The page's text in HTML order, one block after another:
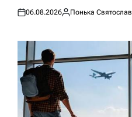
Оприлюднено
06.08.2026
Опубліковано
Понька Святослав